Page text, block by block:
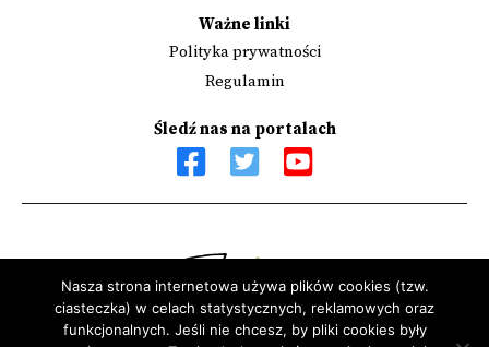
Ważne linki
Polityka prywatności
Regulamin
Śledź nas na portalach
Sfinansowano przez Narodowy Instytut Wolności - Centrum
Nasza strona internetowa używa plików cookies (tzw.
ciasteczka) w celach statystycznych, reklamowych oraz
funkcjonalnych. Jeśli nie chcesz, by pliki cookies były